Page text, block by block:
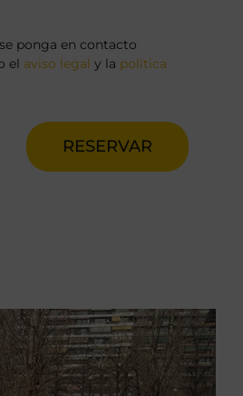
ponga en contacto
el aviso legal y la política
RESERVAR